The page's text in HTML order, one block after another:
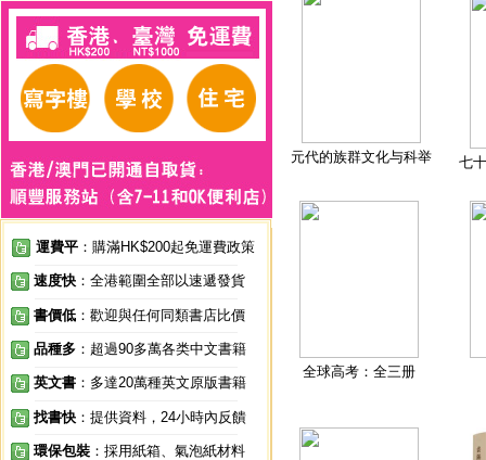
運費平 ：購滿HK$200起免運費政策
速度快 ：全港範圍全部以速遞發貨
書價低 ：歡迎與任何同類書店比價
品種多 ：超過90多萬各类中文書籍
英文書 ：多達20萬種英文原版書籍
找書快 ：提供資料，24小時內反饋
環保包裝 ：採用紙箱、氣泡紙材料
元代的族群文化与科举 七
全球高考：全三册